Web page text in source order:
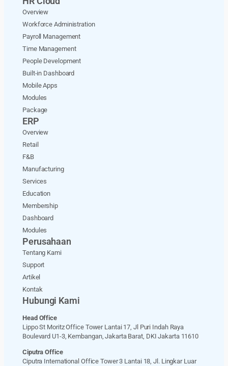
Overview
Workforce Administration
Payroll Management
Time Management
People Development
Built-in Dashboard
Mobile Apps
Modules
Package
ERP
Overview
Retail
F&B
Manufacturing
Services
Education
Membership
Dashboard
Modules
Perusahaan
Tentang Kami
Support
Artikel
Kontak
Hubungi Kami
Head Office
Lippo St Moritz Office Tower Lantai 17, Jl Puri Indah Raya
Boulevard U1-3, Kembangan, Jakarta Barat, DKI Jakarta 11610
Ciputra Office
Ciputra International Office Tower 3 Lantai 18, Jl. Lingkar Luar